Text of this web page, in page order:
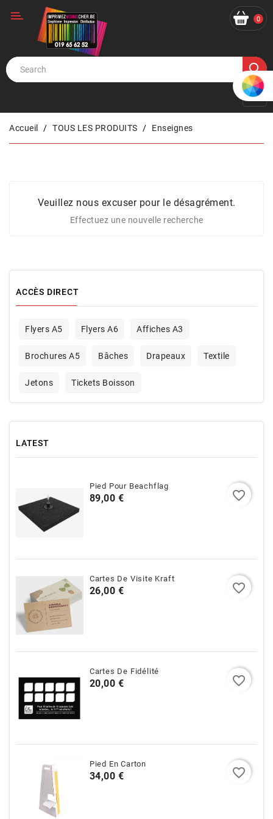
Catégorie
0
Accueil TOUS LES PRODUITS Enseignes
Veuillez nous excuser pour le désagrément.
Effectuez une nouvelle recherche
ACCÈS DIRECT
Flyers A5 Flyers A6 Affiches A3
Brochures A5 Bâches Drapeaux Textile
Jetons Tickets Boisson
LATEST
Pied Pour Beachflag
89,00 €Prix favorite_border
Cartes De Visite Kraft
26,00 €Prix favorite_border
Cartes De Fidélité
20,00 €Prix favorite_border
Pied En Carton
34,00 €Prix favorite_border